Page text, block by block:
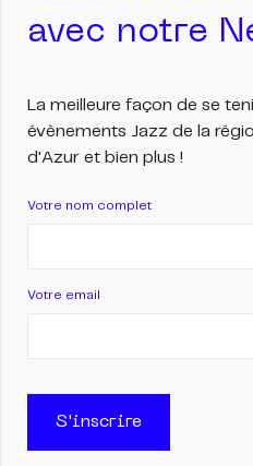
avec notre
La meilleure façon de se
évènements Jazz de la
d'Azur et bien plus !
Votre nom complet
Votre email
S'inscrire